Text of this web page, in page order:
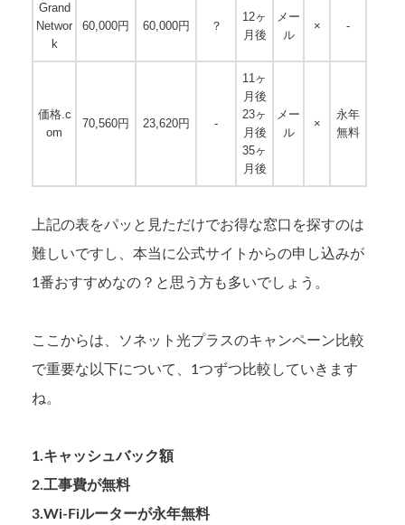
Grand
Networ
k
60,000円 60,000円 ？
12ヶ
月後
メー
ル
× -
価格.c
om
70,560円 23,620円 -
11ヶ
月後
23ヶ
月後
35ヶ
月後
メー
ル
×
永年
無料
上記の表をパッと見ただけでお得な窓口を探すのは
難しいですし、本当に公式サイトからの申し込みが
1番おすすめなの？と思う方も多いでしょう。
ここからは、ソネット光プラスのキャンペーン比較
で重要な以下について、1つずつ比較していきます
ね。
1.キャッシュバック額
2.工事費が無料
3.Wi-Fiルーターが永年無料